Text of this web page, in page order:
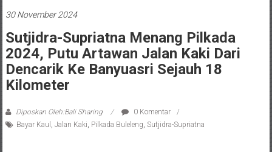
30 November 2024
Sutjidra-Supriatna Menang Pilkada
2024, Putu Artawan Jalan Kaki Dari
Dencarik Ke Banyuasri Sejauh 18
Kilometer
Diposkan Oleh:Bali Sharing
0 Komentar
Bayar Kaul
Jalan Kaki Pilkada Buleleng Sutjidra-Supriatna